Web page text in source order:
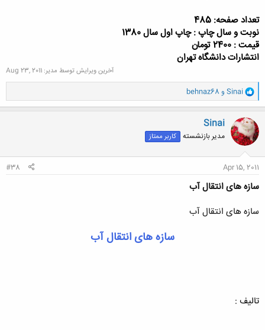
تعداد صفحه: 485
نوبت و سال چاپ : چاپ اول سال 1380
قیمت : 2400 تومان
انتشارات دانشگاه تهران
آخرین ویرایش توسط مدیر: Aug 23, 2011
و
ا
ک
ن
ش
ه
ا
Sinai و behnaz68
Sinai
مدیر بازنشسته کاربر ممتاز
Apr 15, 2011
#38
سازه های انتقال آب
سازه های انتقال آب
سازه های انتقال آب
تالیف :